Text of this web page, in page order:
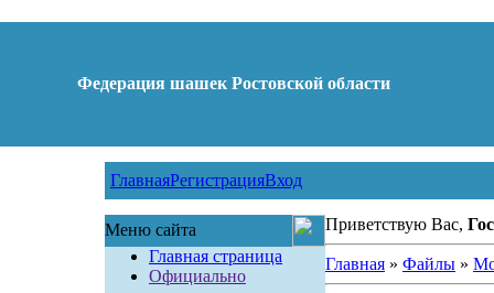
Федерация шашек Ростовской области
ГлавнаяРегистрацияВход
Меню сайта
Главная страница
Официально
Приветствую Вас,
Главная» Файлы»